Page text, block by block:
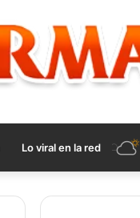
Lo viral en la red